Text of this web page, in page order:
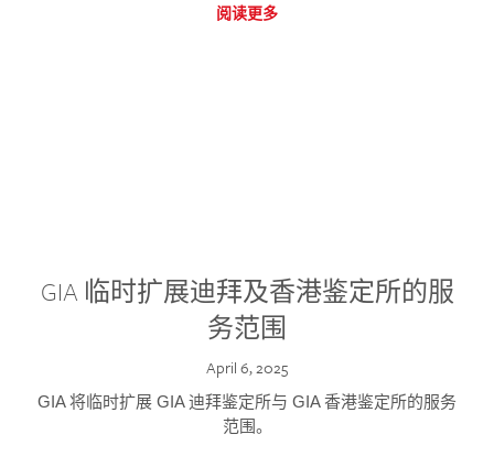
阅读更多
GIA 临时扩展迪拜及香港鉴定所的服
务范围
April 6, 2025
GIA 将临时扩展 GIA 迪拜鉴定所与 GIA 香港鉴定所的服务
范围。